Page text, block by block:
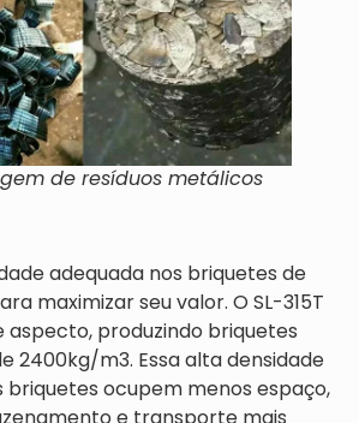
de resíduos metálicos
adequada nos briquetes de
maximizar seu valor. O SL-315T
aspecto, produzindo briquetes
2400kg/m3. Essa alta densidade
briquetes ocupem menos espaço,